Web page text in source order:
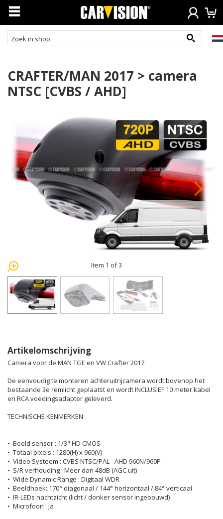
CRAFTER/MAN 2017 > camera
NTSC [CVBS / AHD]
Item 1 of 3
Artikelomschrijving
Camera voor de MAN TGE en VW Crafter 2017
De eenvoudig te monteren achteruitrijcamera wordt bovenop het
bestaande 3e remlicht geplaatst en wordt INCLUSIEF 10 meter kabel
en RCA voedingsadapter geleverd.
TECHNISCHE KENMERKEN:
• Beeld sensor : 1/3" HD CMOS
• Totaal pixels : 1280(H) x 960(V)
• Video Systeem : CVBS NTSC/PAL - AHD 960N/960P
• S/R verhouding : Meer dan 48dB (AGC uit)
• Wide Dynamic Range : Digitaal WDR
• Beeldhoek: 170° diagonaal / 144° horizontaal / 84° verticaal
• IR-LEDs nachtzicht (licht / donker sensor ingebouwd)
• Microfoon : ja